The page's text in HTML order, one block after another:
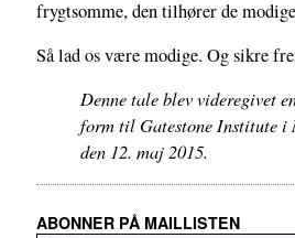
frygtsomme, den tilhører de
Så lad os være modige. Og sikre
Denne tale blev videregivet
form til Gatestone Institute i
den 12. maj 2015.
ABONNER PÅ MAILLISTEN